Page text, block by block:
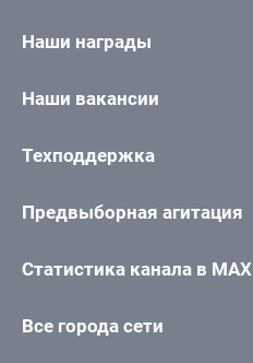
Наши награды
Наши вакансии
Техподдержка
Предвыборная агитация
Статистика канала в MAX
Все города сети